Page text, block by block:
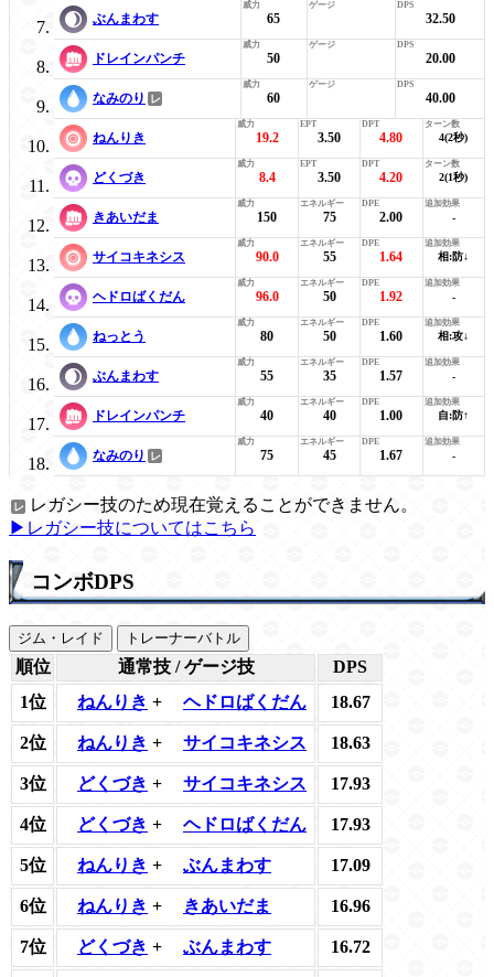
ぶんまわす 65 32.50
ドレインパンチ 50 20.00
なみのり 60 40.00
ねんりき 19.2 3.50 4.80 4(2秒)
どくづき 8.4 3.50 4.20 2(1秒)
きあいだま 150 75 2.00 -
サイコキネシス 90.0 55 1.64 相:防↓
ヘドロばくだん 96.0 50 1.92 -
ねっとう 80 50 1.60 相:攻↓
ぶんまわす 55 35 1.57 -
ドレインパンチ 40 40 1.00 自:防↑
なみのり 75 45 1.67 -
レガシー技のため現在覚えることができません。
▶レガシー技についてはこちら
コンボDPS
ジム・レイド トレーナーバトル
順位 通常技 / ゲージ技
DPS
1位
ねんりき + ヘドロばくだん 18.67
2位 ねんりき + サイコキネシス 18.63
3位 どくづき + サイコキネシス 17.93
4位 どくづき + ヘドロばくだん 17.93
5位 ねんりき + ぶんまわす 17.09
6位 ねんりき + きあいだま 16.96
7位 どくづき + ぶんまわす 16.72